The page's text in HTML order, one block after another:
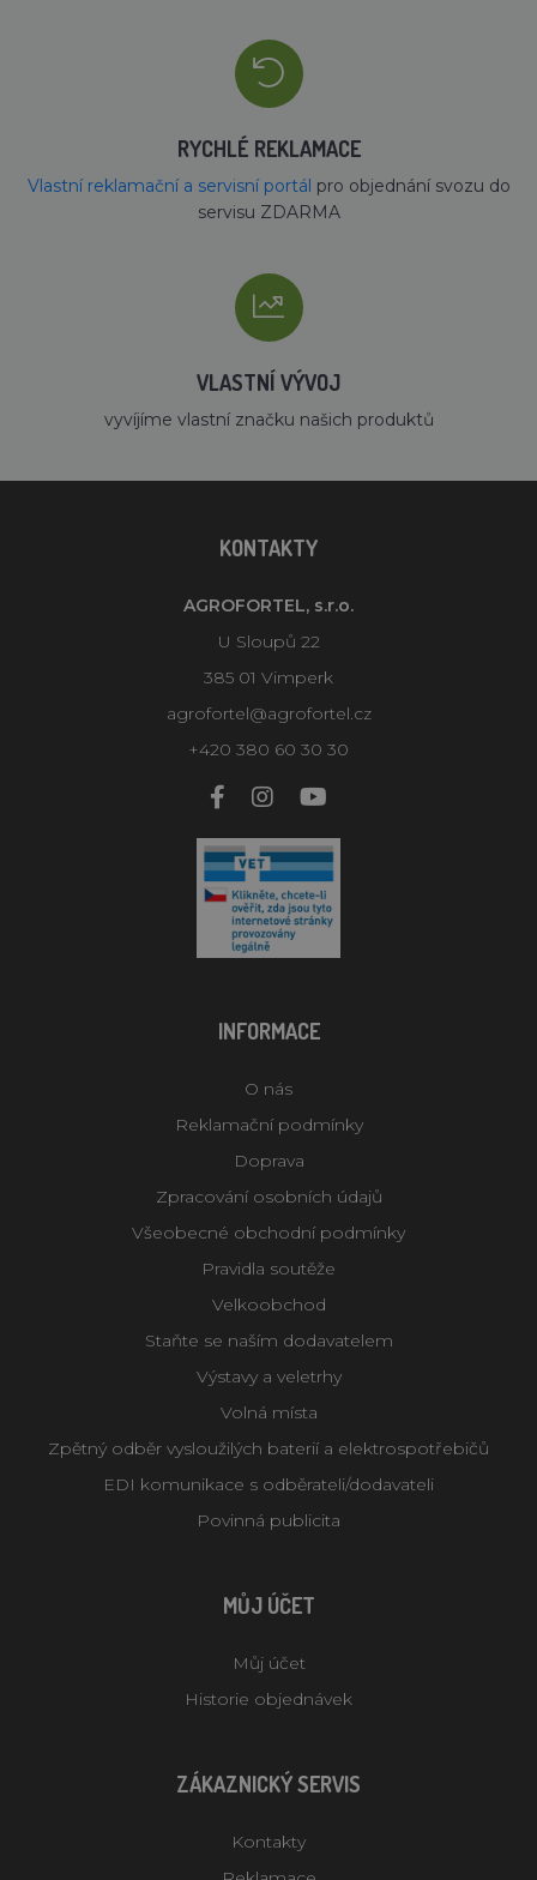
RYCHLÉ REKLAMACE
Vlastní reklamační a servisní portál pro objednání svozu do
servisu ZDARMA
VLASTNÍ VÝVOJ
vyvíjíme vlastní značku našich produktů
KONTAKTY
AGROFORTEL, s.r.o.
U Sloupů 22
385 01 Vimperk
agrofortel@agrofortel.cz
+420 380 60 30 30
INFORMACE
O nás
Reklamační podmínky
Doprava
Zpracování osobních údajů
Všeobecné obchodní podmínky
Pravidla soutěže
Velkoobchod
Staňte se naším dodavatelem
Výstavy a veletrhy
Volná místa
Zpětný odběr vysloužilých baterií a elektrospotřebičů
EDI komunikace s odběrateli/dodavateli
Povinná publicita
MŮJ ÚČET
Můj účet
Historie objednávek
ZÁKAZNICKÝ SERVIS
Kontakty